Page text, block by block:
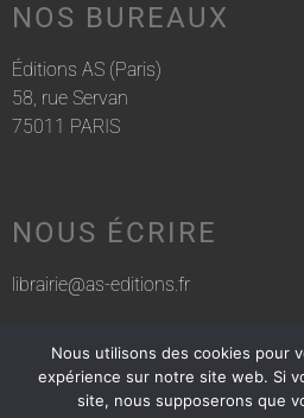
NOS BUREAUX
Éditions AS (Paris)
58, rue Servan
75011 PARIS
NOUS ÉCRIRE
librairie@as-editions.fr
NOUS APPELER
Nous utilisons des cookies pour
expérience sur notre site web. Si
site, nous supposerons que